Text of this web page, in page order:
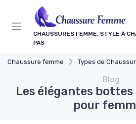
CHAUSSURES FEMME, STYLE À
PAS
Chaussure femme Types de Chaussures
Blog
Les élégantes
pour
Panneau de gestion des cookies